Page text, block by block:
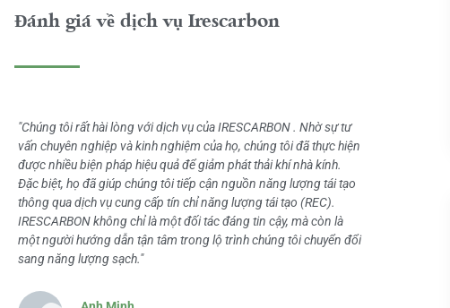
Đánh giá về dịch vụ Irescarbon
"Chúng tôi rất hài lòng với dịch vụ của IRESCARBON . Nhờ sự tư
vấn chuyên nghiệp và kinh nghiệm của họ, chúng tôi đã thực hiện
được nhiều biện pháp hiệu quả để giảm phát thải khí nhà kính.
Đặc biệt, họ đã giúp chúng tôi tiếp cận nguồn năng lượng tái tạo
thông qua dịch vụ cung cấp tín chỉ năng lượng tái tạo (REC).
IRESCARBON không chỉ là một đối tác đáng tin cậy, mà còn là
một người hướng dẫn tận tâm trong lộ trình chúng tôi chuyển đổi
sang năng lượng sạch."